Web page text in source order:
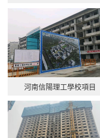
河南信陽理工學校項目